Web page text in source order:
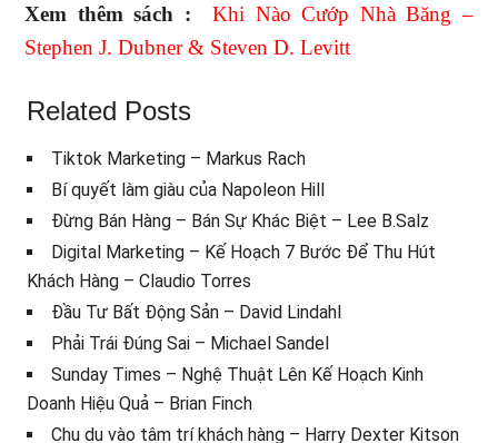
Xem thêm sách :
Khi Nào Cướp Nhà Băng –
Stephen J. Dubner & Steven D. Levitt
Related Posts
Tiktok Marketing – Markus Rach
Bí quyết làm giàu của Napoleon Hill
Đừng Bán Hàng – Bán Sự Khác Biệt – Lee B.Salz
Digital Marketing – Kế Hoạch 7 Bước Để Thu Hút
Khách Hàng – Claudio Torres
Đầu Tư Bất Động Sản – David Lindahl
Phải Trái Đúng Sai – Michael Sandel
Sunday Times – Nghệ Thuật Lên Kế Hoạch Kinh
Doanh Hiệu Quả – Brian Finch
Chu du vào tâm trí khách hàng – Harry Dexter Kitson